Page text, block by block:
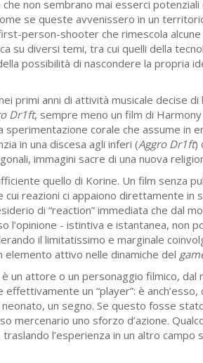
non sembrano mai esserci
se queste avvenissero in un
person-shooter che rimescola
su diversi temi, tra cui quelli della
possibilità di nascondere la propria
primi anni di attività musicale decise
Dr1ft, sempre meno un film di
sperimentazione corale che assume in
in una discesa agli inferi (Aggro Dr1ft)
immagini sacre di una nuova
quello di Korine. Un film senza
cui reazioni ci appaiono direttamente in
di “reaction” immediata che dal
l’opinione - istintiva e istantanea, non
il limitatissimo e marginale
elemento attivo nelle dinamiche del
un attore o un personaggio filmico, dal
effettivamente un “player”: è
un segno. Se questo fosse
mercenario uno sforzo d’azione.
l’esperienza in un altro campo